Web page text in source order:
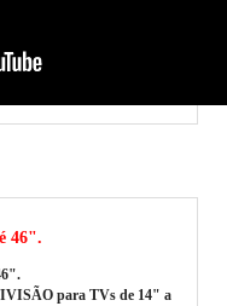
46".
para TVs de 14" a